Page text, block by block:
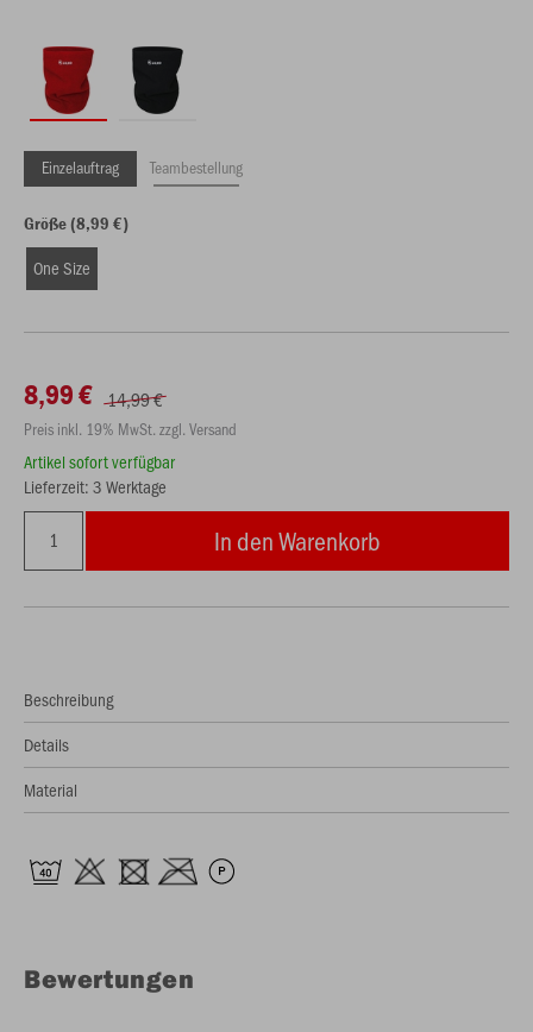
Einzelauftrag Teambestellung
Größe (8,99 €)
One Size
8,99 € 14,99 €
Preis inkl. 19% MwSt. zzgl. Versand
Artikel sofort verfügbar
Lieferzeit: 3 Werktage
In den Warenkorb
Beschreibung
Details
Material
Bewertungen